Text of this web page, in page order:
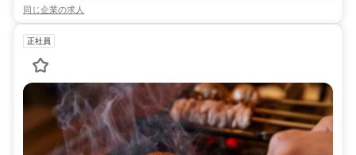
同じ企業の求人
正社員